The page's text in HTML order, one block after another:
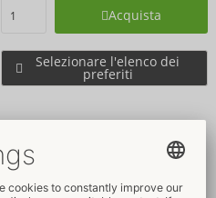
Acquista
Selezionare l'elenco dei
preferiti
50068480000
35,90 €